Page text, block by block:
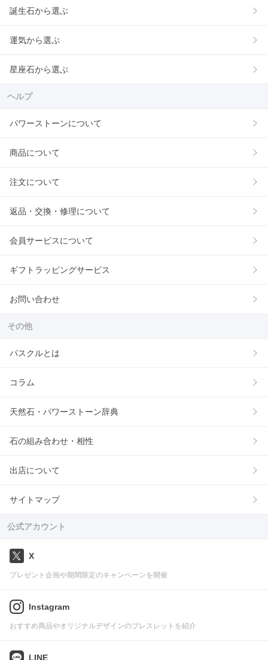
誕生石から選ぶ
運気から選ぶ
星座石から選ぶ
ヘルプ
パワーストーンについて
商品について
注文について
返品・交換・修理について
会員サービスについて
ギフトラッピングサービス
お問い合わせ
その他
パスクルとは
コラム
天然石・パワーストーン辞典
石の組み合わせ・相性
出店について
サイトマップ
公式アカウント
X
プレゼント企画や期間限定のキャンペーンを開催
Instagram
おすすめ商品やオリジナルデザインのブレスレットを紹介
LINE